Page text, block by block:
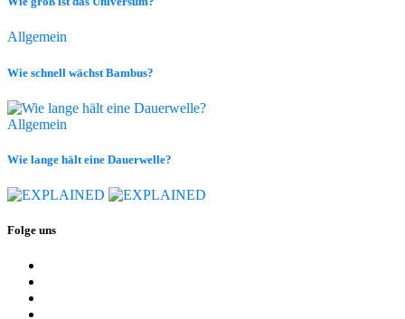
Allgemein
Wie schnell wächst Bambus?
Allgemein
Wie lange hält eine Dauerwelle?
Folge uns